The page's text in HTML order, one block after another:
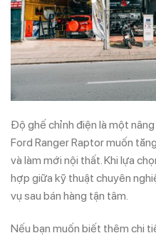
Độ ghế chỉnh điện là một
Ford Ranger Raptor muốn
và làm mới nội thất. Khi lựa
hợp giữa kỹ thuật chuyên
vụ sau bán hàng tận tâm.
Nếu bạn muốn biết thêm chi